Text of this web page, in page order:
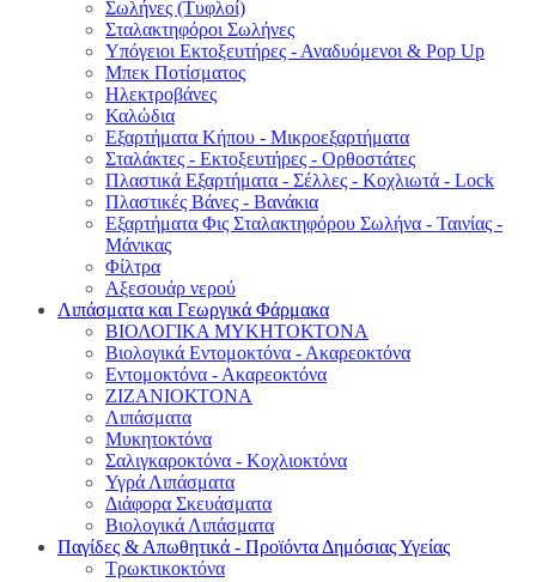
Σωλήνες (Τυφλοί)
Σταλακτηφόροι Σωλήνες
Υπόγειοι Εκτοξευτήρες - Αναδυόμενοι & Pop Up
Μπεκ Ποτίσματος
Ηλεκτροβάνες
Καλώδια
Εξαρτήματα Κήπου - Μικροεξαρτήματα
Σταλάκτες - Εκτοξευτήρες - Ορθοστάτες
Πλαστικά Εξαρτήματα - Σέλλες - Κοχλιωτά - Lock
Πλαστικές Βάνες - Βανάκια
Εξαρτήματα Φις Σταλακτηφόρου Σωλήνα - Ταινίας -
Μάνικας
Φίλτρα
Αξεσουάρ νερού
Λιπάσματα και Γεωργικά Φάρμακα
ΒΙΟΛΟΓΙΚΑ ΜΥΚΗΤΟΚΤΟΝΑ
Βιολογικά Εντομοκτόνα - Ακαρεοκτόνα
Εντομοκτόνα - Ακαρεοκτόνα
ΖΙΖΑΝΙΟΚΤΟΝΑ
Λιπάσματα
Μυκητοκτόνα
Σαλιγκαροκτόνα - Κοχλιοκτόνα
Υγρά Λιπάσματα
Διάφορα Σκευάσματα
Βιολογικά Λιπάσματα
Παγίδες & Απωθητικά - Προϊόντα Δημόσιας Υγείας
Τρωκτικοκτόνα